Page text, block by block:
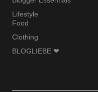
Lifestyle
Food
Clothing
BLOGLIEBE ❤